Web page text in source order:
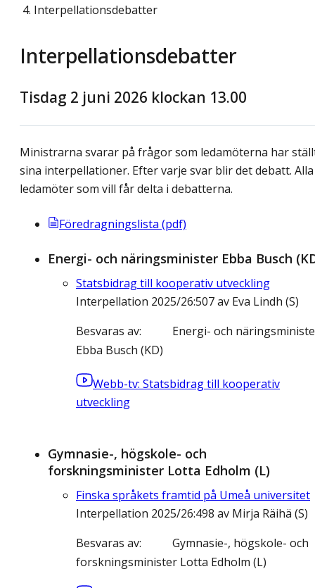
Interpellationsdebatter
Interpellationsdebatter
Tisdag 2 juni 2026 klockan 13.00
Ministrarna svarar på frågor som ledamöterna har
sina interpellationer. Efter varje svar blir det debatt. Alla
ledamöter som vill får delta i debatterna.
Föredragningslista (pdf)
Energi- och näringsminister Ebba Busch
Statsbidrag till kooperativ utveckling
Interpellation 2025/26:507 av Eva Lindh (S)
Besvaras av
Energi- och
Ebba Busch (KD)
Webb-tv: Statsbidrag till kooperativ
utveckling
Gymnasie-, högskole- och
forskningsminister Lotta Edholm (L)
Finska språkets framtid på Umeå universitet
Interpellation 2025/26:498 av Mirja Räihä (S)
Besvaras av
Gymnasie-, högskole- och
forskningsminister Lotta Edholm (L)